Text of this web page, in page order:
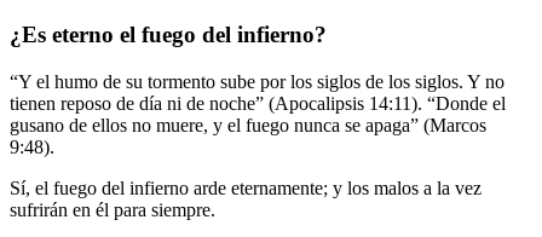
¿Es eterno el fuego del infierno?
“Y el humo de su tormento sube por los siglos de los siglos. Y no
tienen reposo de día ni de noche” (Apocalipsis 14:11). “Donde el
gusano de ellos no muere, y el fuego nunca se apaga” (Marcos
9:48).
Sí, el fuego del infierno arde eternamente; y los malos a la vez
sufrirán en él para siempre.